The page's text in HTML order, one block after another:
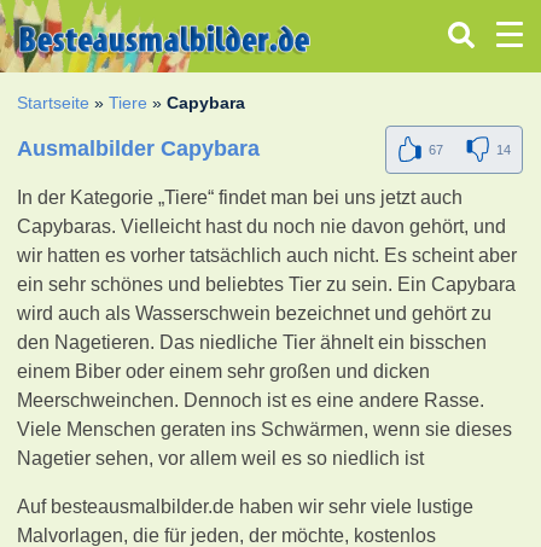
Startseite »Tiere »Capybara
Ausmalbilder Capybara 67 14
In der Kategorie „Tiere“ findet man bei uns jetzt auch
Capybaras. Vielleicht hast du noch nie davon gehört, und
wir hatten es vorher tatsächlich auch nicht. Es scheint aber
ein sehr schönes und beliebtes Tier zu sein. Ein Capybara
wird auch als Wasserschwein bezeichnet und gehört zu
den Nagetieren. Das niedliche Tier ähnelt ein bisschen
einem Biber oder einem sehr großen und dicken
Meerschweinchen. Dennoch ist es eine andere Rasse.
Viele Menschen geraten ins Schwärmen, wenn sie dieses
Nagetier sehen, vor allem weil es so niedlich ist
Auf besteausmalbilder.de haben wir sehr viele lustige
Malvorlagen, die für jeden, der möchte, kostenlos